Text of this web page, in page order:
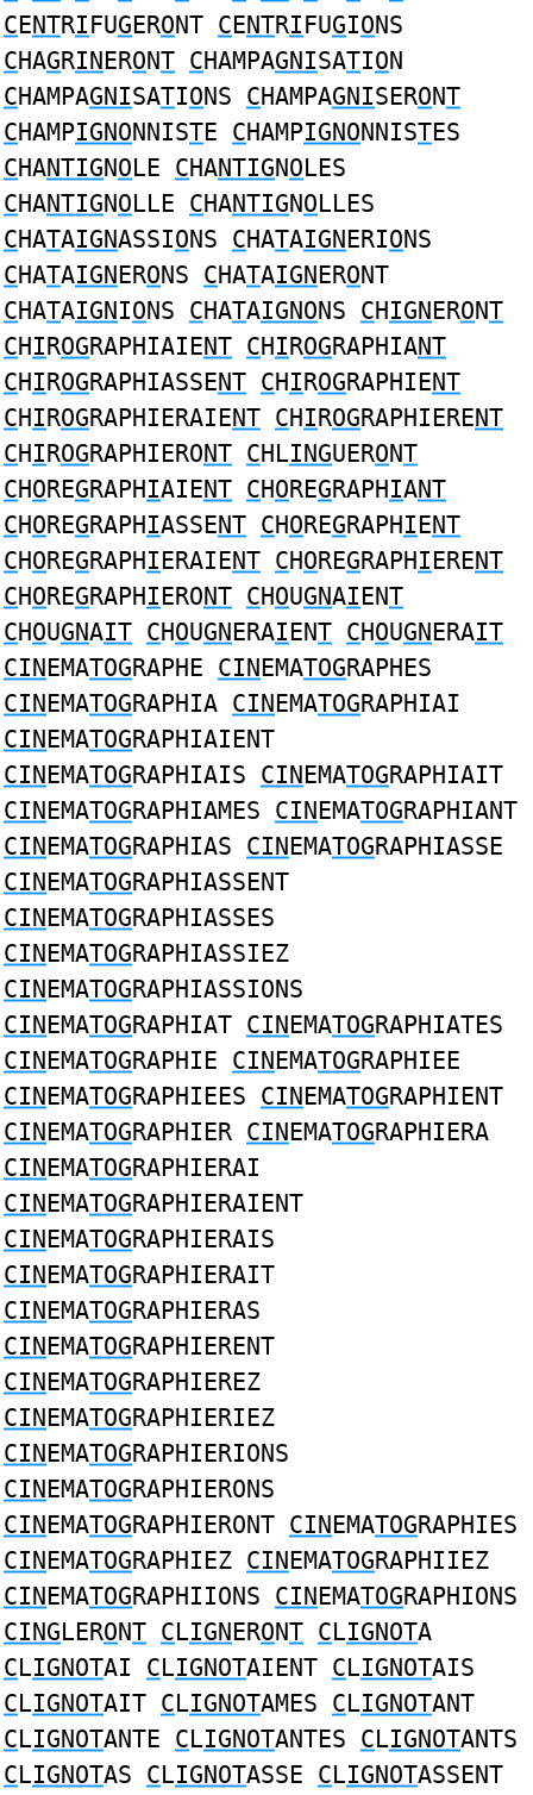
CENTRIFUGERONT CENTRIFUGIONS
CHAGRINERONT CHAMPAGNISATION
CHAMPAGNISATIONS CHAMPAGNISERONT
CHAMPIGNONNISTE CHAMPIGNONNISTES
CHANTIGNOLE CHANTIGNOLES
CHANTIGNOLLE CHANTIGNOLLES
CHATAIGNASSIONS CHATAIGNERIONS
CHATAIGNERONS CHATAIGNERONT
CHATAIGNIONS CHATAIGNONS CHIGNERONT
CHIROGRAPHIAIENT CHIROGRAPHIANT
CHIROGRAPHIASSENT CHIROGRAPHIENT
CHIROGRAPHIERAIENT CHIROGRAPHIERENT
CHIROGRAPHIERONT CHLINGUERONT
CHOREGRAPHIAIENT CHOREGRAPHIANT
CHOREGRAPHIASSENT CHOREGRAPHIENT
CHOREGRAPHIERAIENT CHOREGRAPHIERENT
CHOREGRAPHIERONT CHOUGNAIENT
CHOUGNAIT CHOUGNERAIENT CHOUGNERAIT
CINEMATOGRAPHE CINEMATOGRAPHES
CINEMATOGRAPHIA CINEMATOGRAPHIAI
CINEMATOGRAPHIAIENT
CINEMATOGRAPHIAIS CINEMATOGRAPHIAIT
CINEMATOGRAPHIAMES CINEMATOGRAPHIANT
CINEMATOGRAPHIAS CINEMATOGRAPHIASSE
CINEMATOGRAPHIASSENT
CINEMATOGRAPHIASSES
CINEMATOGRAPHIASSIEZ
CINEMATOGRAPHIASSIONS
CINEMATOGRAPHIAT CINEMATOGRAPHIATES
CINEMATOGRAPHIE CINEMATOGRAPHIEE
CINEMATOGRAPHIEES CINEMATOGRAPHIENT
CINEMATOGRAPHIER CINEMATOGRAPHIERA
CINEMATOGRAPHIERAI
CINEMATOGRAPHIERAIENT
CINEMATOGRAPHIERAIS
CINEMATOGRAPHIERAIT
CINEMATOGRAPHIERAS
CINEMATOGRAPHIERENT
CINEMATOGRAPHIEREZ
CINEMATOGRAPHIERIEZ
CINEMATOGRAPHIERIONS
CINEMATOGRAPHIERONS
CINEMATOGRAPHIERONT CINEMATOGRAPHIES
CINEMATOGRAPHIEZ CINEMATOGRAPHIIEZ
CINEMATOGRAPHIIONS CINEMATOGRAPHIONS
CINGLERONT CLIGNERONT CLIGNOTA
CLIGNOTAI CLIGNOTAIENT CLIGNOTAIS
CLIGNOTAIT CLIGNOTAMES CLIGNOTANT
CLIGNOTANTE CLIGNOTANTES CLIGNOTANTS
CLIGNOTAS CLIGNOTASSE CLIGNOTASSENT